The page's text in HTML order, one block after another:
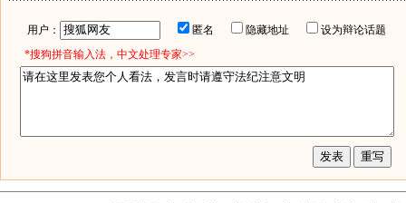
用户： 匿名 隐藏地址
设为辩论话题
*搜狗拼音输入法，中文处理专家>>